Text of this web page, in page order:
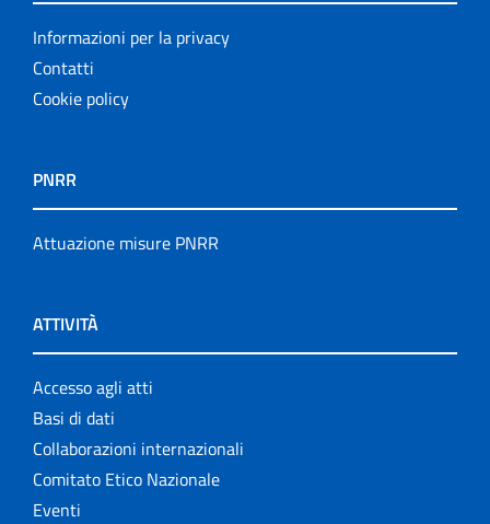
Informazioni per la privacy
Contatti
Cookie policy
PNRR
Attuazione misure PNRR
ATTIVITÀ
Accesso agli atti
Basi di dati
Collaborazioni internazionali
Comitato Etico Nazionale
Eventi